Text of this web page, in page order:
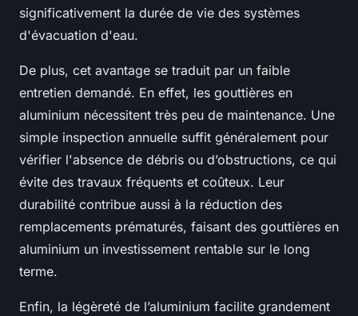
significativement la durée de vie des systèmes
d'évacuation d'eau.
De plus, cet avantage se traduit par un faible
entretien demandé. En effet, les gouttières en
aluminium nécessitent très peu de maintenance. Une
simple inspection annuelle suffit généralement pour
vérifier l'absence de débris ou d’obstructions, ce qui
évite des travaux fréquents et coûteux. Leur
durabilité contribue aussi à la réduction des
remplacements prématurés, faisant des gouttières en
aluminium un investissement rentable sur le long
terme.
Enfin, la légèreté de l’aluminium facilite grandement